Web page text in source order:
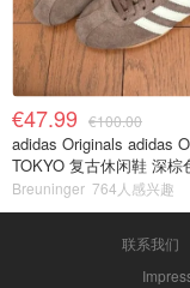
€47.99 €100.00
adidas Originals adidas
TOKYO 复古休闲鞋 深棕
Breuninger 764人感兴趣
联系我们